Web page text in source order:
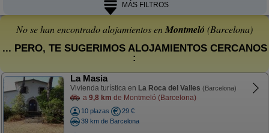
MÁS FILTROS
No se han encontrado alojamientos enMontmeló (Barcelona)
... PERO, TE SUGERIMOS ALOJAMIENTOS CERCANOS
:
La Masia
Vivienda turística en La Roca del Valles (Barcelona)
a 9,8 km de Montmeló (Barcelona)
10 plazas
29 €
39 km de Barcelona